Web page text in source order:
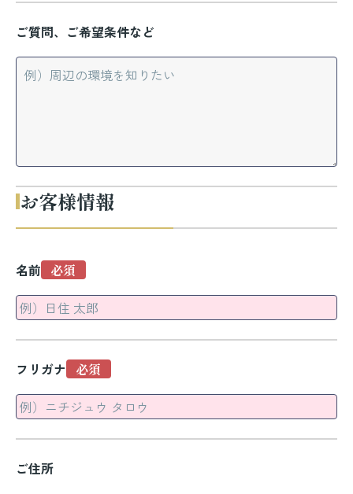
ご質問、ご希望条件など
お客様情報
名前
フリガナ
ご住所